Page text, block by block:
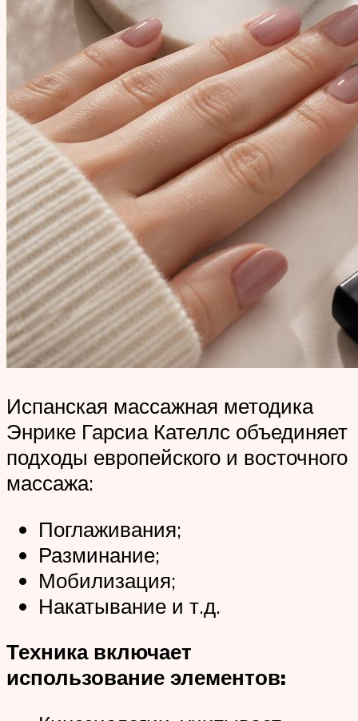
Испанская массажная методика
Энрике Гарсиа Кателлс объединяет
подходы европейского и восточного
массажа:
Поглаживания;
Разминание;
Мобилизация;
Накатывание и т.д.
Техника включает
использование элементов: